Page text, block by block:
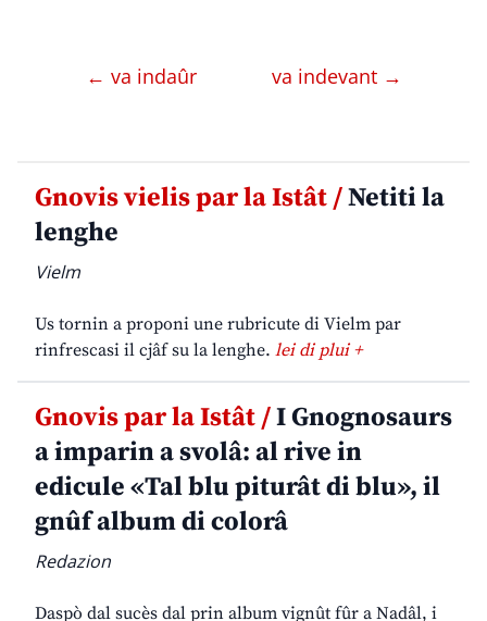
← va indaûr va indevant →
Gnovis vielis par la Istât /Netiti la
lenghe
Vielm
Us tornin a proponi une rubricute di Vielm par
rinfrescasi il cjâf su la lenghe. lei di plui +
Gnovis par la Istât /I Gnognosaurs
a imparin a svolâ: al rive in
edicule «Tal blu piturât di blu», il
gnûf album di colorâ
Redazion
Daspò dal sucès dal prin album vignût fûr a Nadâl, i